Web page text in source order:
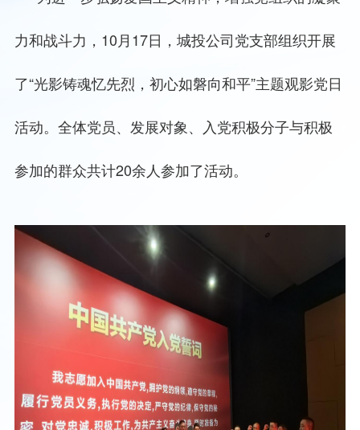
力和战斗力， 10月17日，城投公司党支部组织开展
了“光影铸魂忆先烈，初心如磐向和平”主题观影党日
活动。全体党员、发展对象、入党积极分子与积极
参加的群众共计20余人参加了活动。